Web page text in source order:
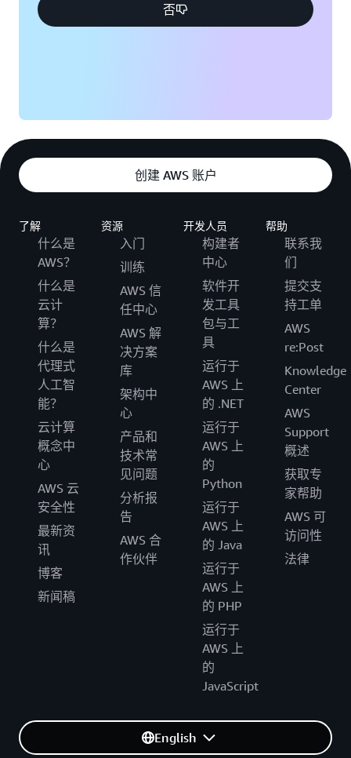
否
创建 AWS 账户
了解
什么是
AWS？
什么是
云计
算？
什么是
代理式
人工智
能？
云计算
概念中
心
AWS 云
安全性
最新资
讯
博客
新闻稿
资源
入门
训练
AWS 信
任中心
AWS 解
决方案
库
架构中
心
产品和
技术常
见问题
分析报
告
AWS 合
作伙伴
开发人员
构建者
中心
软件开
发工具
包与工
具
运行于
AWS 上
的 .NET
运行于
AWS 上
的
Python
运行于
AWS 上
的 Java
运行于
AWS 上
的 PHP
运行于
AWS 上
的
JavaScript
帮助
联系我
们
提交支
持工单
AWS
re:Post
Knowledge
Center
AWS
Support
概述
获取专
家帮助
AWS 可
访问性
法律
English